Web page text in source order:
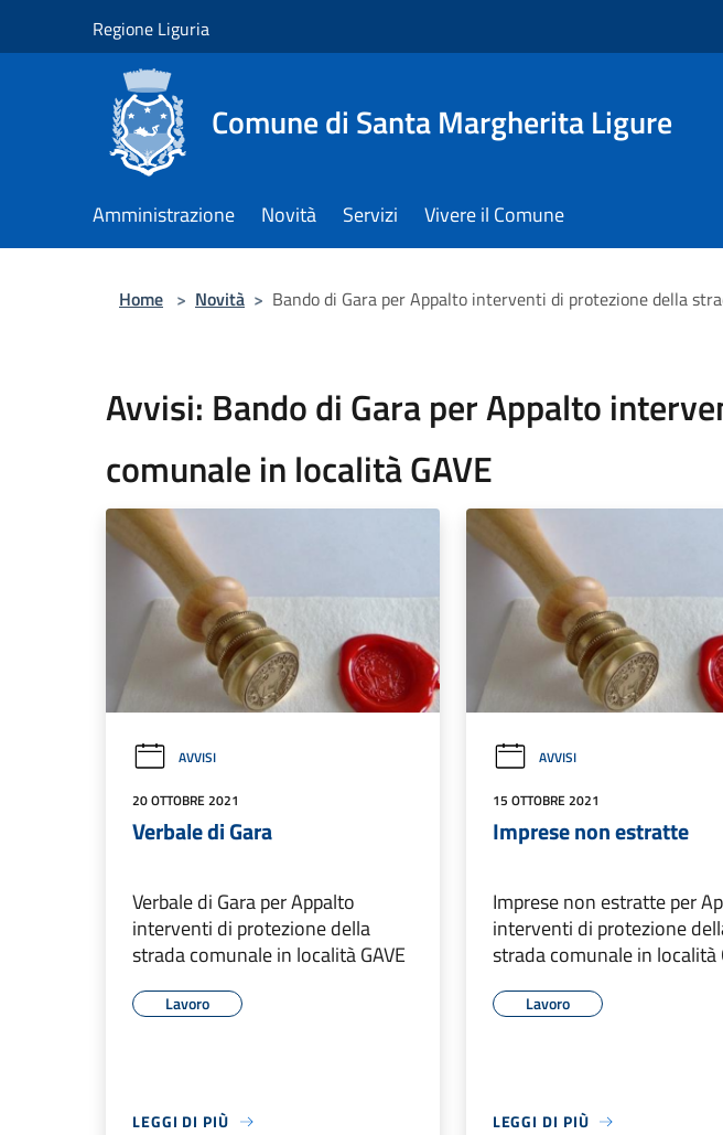
Regione Liguria
Comune di Santa Margherita Ligure
Amministrazione Novità Servizi Vivere il Comune
Home > Novità > Bando di Gara per Appalto interventi di protezione della
Avvisi: Bando di Gara per Appalto
comunale in località GAVE
AVVISI
20 OTTOBRE 2021
Verbale di Gara
Verbale di Gara per Appalto
interventi di protezione della
strada comunale in località GAVE
Lavoro
LEGGI DI PIÙ
AVVISI
15 OTTOBRE 2021
Imprese non estratte
Imprese non estratte per
interventi di protezione
strada comunale in località
Lavoro
LEGGI DI PIÙ